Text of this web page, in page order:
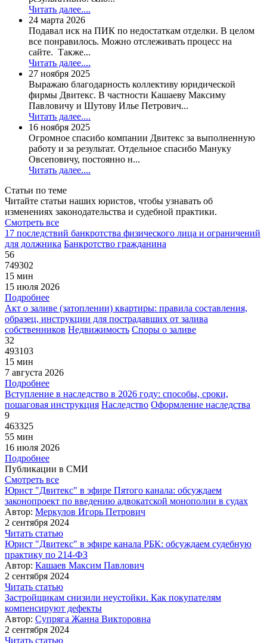
Читать далее....
24 марта 2026
Подавал иск на ПИК по недостаткам отделки. В целом
все понравилось. Можно отслеживать процесс на
сайте. Также...
Читать далее....
27 ноября 2025
Выражаю благодарность коллективу юридической
фирмы Двитекс. В частности Кашаеву Максиму
Павловичу и Шутову Илье Петрович...
Читать далее....
16 ноября 2025
Огромное спасибо компании Двитекс за выполненную
работу и за результат. Отдельное спасибо Мануку
Овсеповичу, постоянно н...
Читать далее....
Статьи по теме
Читайте статьи наших юристов, чтобы узнавать об
изменениях законодательства и судебной практики.
Смотреть все
17 последствий банкротства физического лица и ограничений
для должника Банкротство гражданина
56
749302
15 мин
15 июля 2026
Подробнее
Акт о заливе (затоплении) квартиры: правила составления,
образец, инструкции для пострадавших от залива
собственников Недвижимость Споры о заливе
32
493103
15 мин
7 августа 2026
Подробнее
Вступление в наследство в 2026 году: способы, сроки,
пошаговая инструкция Наследство Оформление наследства
9
463325
55 мин
16 июля 2026
Подробнее
Публикации в СМИ
Смотреть все
Юрист "Двитекс" в эфире Пятого канала: обсуждаем
законопроект по введению адвокатской монополии в судах
Автор: Меркулов Игорь Петрович
2 сентября 2024
Читать статью
Юрист "Двитекс" в эфире канала РБК: обсуждаем судебную
практику по 214-ФЗ
Автор: Кашаев Максим Павлович
2 сентября 2024
Читать статью
Застройщикам снизили неустойки. Как покупателям
компенсируют дефекты
Автор: Супряга Жанна Викторовна
2 сентября 2024
Читать статью